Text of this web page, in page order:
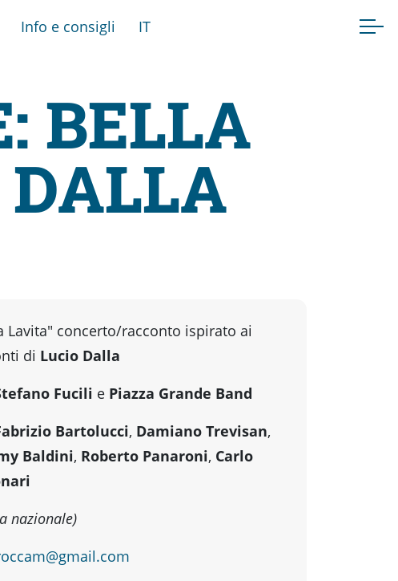
Info e consigli IT
BELLA
Lavita" concerto/racconto ispirato ai
di Lucio Dalla
Fucili e Piazza Grande Band
Bartolucci, Damiano Trevisan,
Baldini, Roberto Panaroni, Carlo
nazionale)